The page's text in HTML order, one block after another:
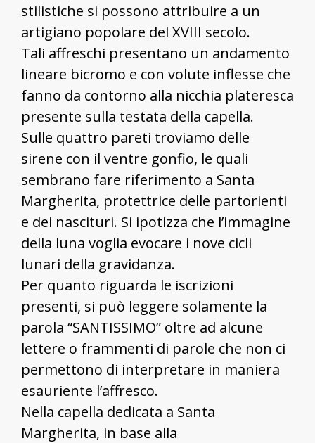
stilistiche si possono attribuire a un
artigiano popolare del XVIII secolo.
Tali affreschi presentano un andamento
lineare bicromo e con volute inflesse che
fanno da contorno alla nicchia plateresca
presente sulla testata della capella.
Sulle quattro pareti troviamo delle
sirene con il ventre gonfio, le quali
sembrano fare riferimento a Santa
Margherita, protettrice delle partorienti
e dei nascituri. Si ipotizza che l’immagine
della luna voglia evocare i nove cicli
lunari della gravidanza.
Per quanto riguarda le iscrizioni
presenti, si può leggere solamente la
parola “SANTISSIMO” oltre ad alcune
lettere o frammenti di parole che non ci
permettono di interpretare in maniera
esauriente l’affresco.
Nella capella dedicata a Santa
Margherita, in base alla